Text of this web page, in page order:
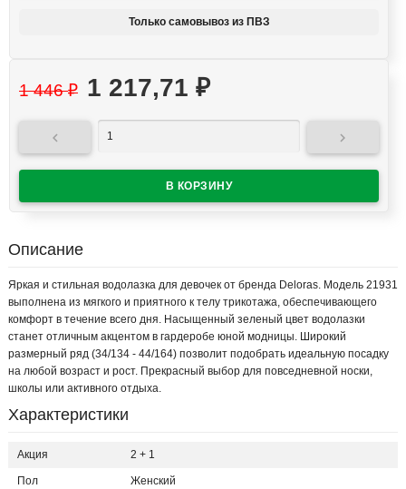
Только самовывоз из ПВЗ
1 446₽ 1 217,71 ₽
 
Описание
Яркая и стильная водолазка для девочек от бренда Deloras. Модель 21931
выполнена из мягкого и приятного к телу трикотажа, обеспечивающего
комфорт в течение всего дня. Насыщенный зеленый цвет водолазки
станет отличным акцентом в гардеробе юной модницы. Широкий
размерный ряд (34/134 - 44/164) позволит подобрать идеальную посадку
на любой возраст и рост. Прекрасный выбор для повседневной носки,
школы или активного отдыха.
Характеристики
Акция 2 + 1
Пол Женский